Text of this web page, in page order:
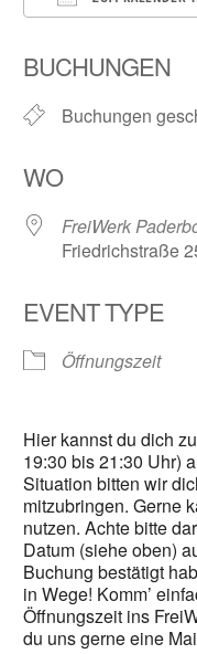
BUCHUNGEN
Buchungen
WO
FreiWerk
Friedrichstraße
EVENT TYPE
Öffnungszeit
Hier kannst du dich
19:30 bis 21:30 Uhr)
Situation bitten wir
mitzubringen. Gerne
nutzen. Achte bitte
Datum (siehe oben)
Buchung bestätigt
in Wege! Komm’
Öffnungszeit ins
du uns gerne eine